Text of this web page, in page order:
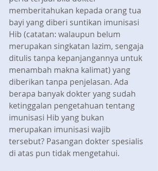
memberitahukan kepada orang tua
bayi yang diberi suntikan imunisasi
Hib (catatan: walaupun belum
merupakan singkatan lazim, sengaja
ditulis tanpa kepanjangannya untuk
menambah makna kalimat) yang
diberikan tanpa penjelasan. Ada
berapa banyak dokter yang sudah
ketinggalan pengetahuan tentang
imunisasi Hib yang bukan
merupakan imunisasi wajib
tersebut? Pasangan dokter spesialis
di atas pun tidak mengetahui.